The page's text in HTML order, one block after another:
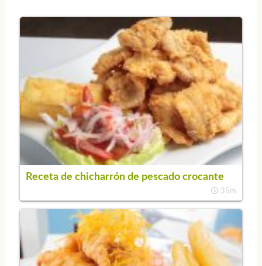
Receta de chicharrón de pescado crocante
35m